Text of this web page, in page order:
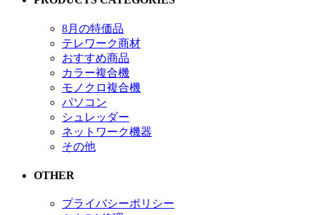
8月の特価品
テレワーク商材
おすすめ商品
カラー複合機
モノクロ複合機
パソコン
シュレッダー
ネットワーク機器
その他
OTHER
プライバシーポリシー